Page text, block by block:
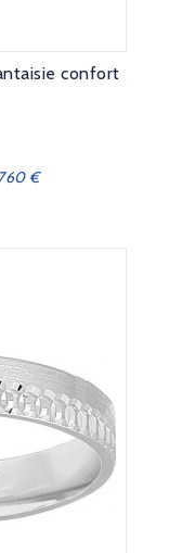
confort
€